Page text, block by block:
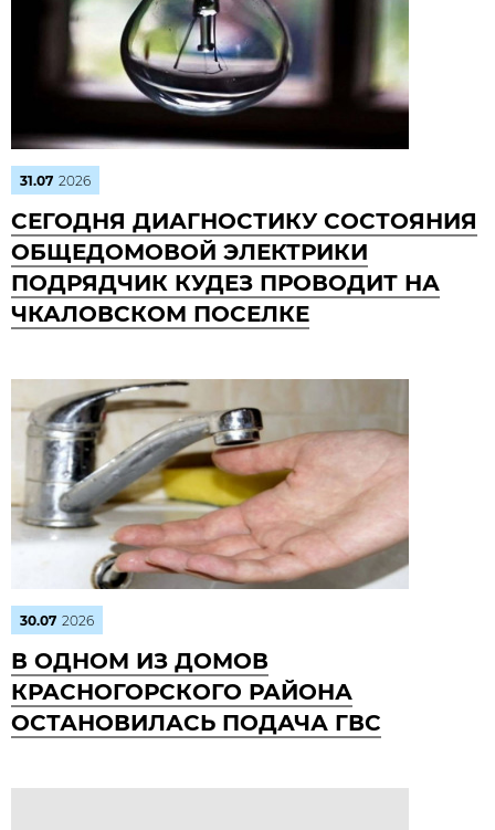
31.07 2026
СЕГОДНЯ ДИАГНОСТИКУ СОСТОЯНИЯ
ОБЩЕДОМОВОЙ ЭЛЕКТРИКИ
ПОДРЯДЧИК КУДЕЗ ПРОВОДИТ НА
ЧКАЛОВСКОМ ПОСЕЛКЕ
30.07 2026
В ОДНОМ ИЗ ДОМОВ
КРАСНОГОРСКОГО РАЙОНА
ОСТАНОВИЛАСЬ ПОДАЧА ГВС